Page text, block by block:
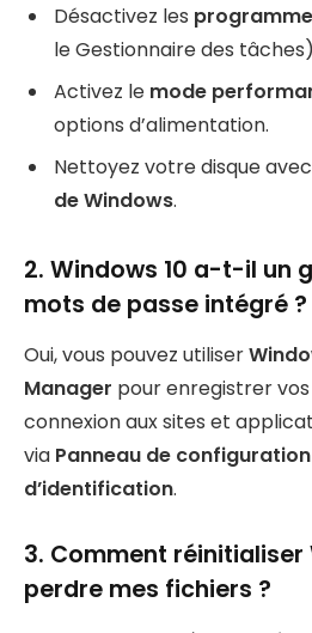
Désactivez les
le Gestionnaire des
Activez le mode
options d’alimentation.
Nettoyez votre disque avec
de Windows.
2. Windows 10 a-t-il un
mots de passe intégré ?
Oui, vous pouvez utiliser
Manager pour enregistrer
connexion aux sites et
via Panneau de
d’identification.
3. Comment réinitialiser
perdre mes fichiers ?